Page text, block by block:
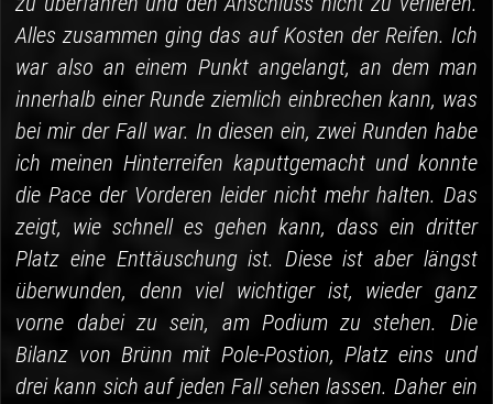
Alles zusammen ging das auf Kosten der Reifen. Ich
war also an einem Punkt angelangt, an dem man
innerhalb einer Runde ziemlich einbrechen kann, was
bei mir der Fall war. In diesen ein, zwei Runden habe
ich meinen Hinterreifen kaputtgemacht und konnte
die Pace der Vorderen leider nicht mehr halten. Das
zeigt, wie schnell es gehen kann, dass ein dritter
Platz eine Enttäuschung ist. Diese ist aber längst
überwunden, denn viel wichtiger ist, wieder ganz
vorne dabei zu sein, am Podium zu stehen. Die
Bilanz von Brünn mit Pole-Postion, Platz eins und
drei kann sich auf jeden Fall sehen lassen. Daher ein